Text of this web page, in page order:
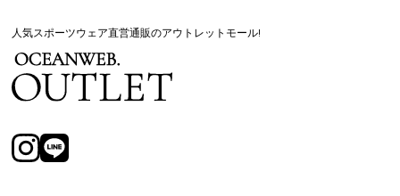
人気スポーツウェア直営通販のアウトレットモール!